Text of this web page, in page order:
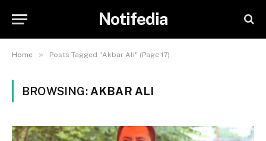
Notifedia
Home » Posts Tagged "Akbar Ali" (Page 17)
BROWSING: AKBAR ALI